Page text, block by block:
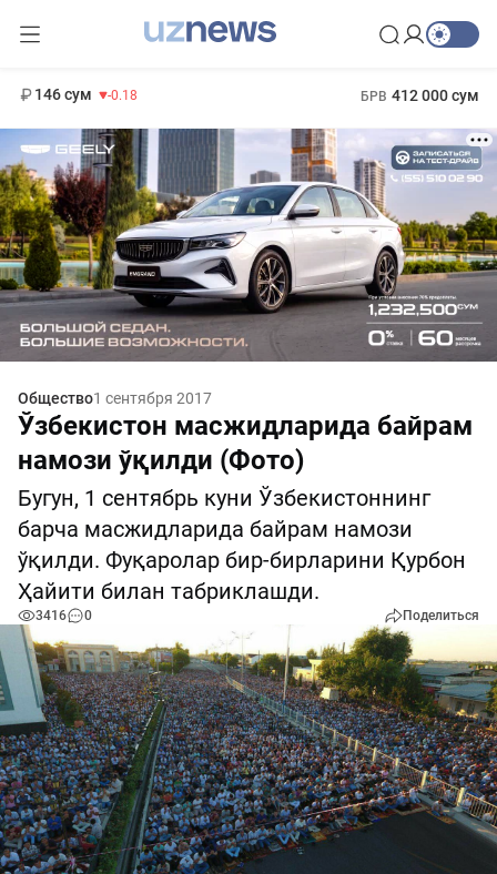
146 сум -0.18 БРВ 412 000 сум
Общество1 сентября 2017
Ўзбекистон масжидларида байрам
намози ўқилди (Фото)
Бугун, 1 сентябрь куни Ўзбекистоннинг
барча масжидларида байрам намози
ўқилди. Фуқаролар бир-бирларини Қурбон
Ҳайити билан табриклашди.
3416 0 Поделиться